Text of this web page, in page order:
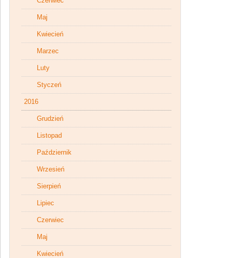
Maj
Kwiecień
Marzec
Luty
Styczeń
2016
Grudzień
Listopad
Październik
Wrzesień
Sierpień
Lipiec
Czerwiec
Maj
Kwiecień